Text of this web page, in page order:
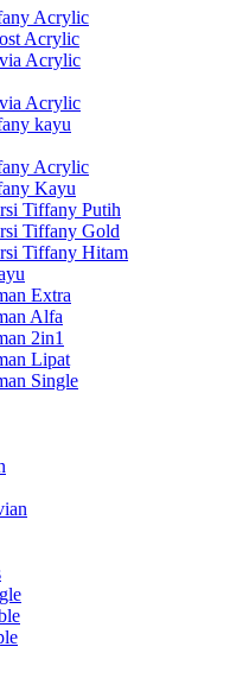
Acrylic
Acrylic
Acrylic
Acrylic
kayu
Acrylic
Kayu
Tiffany Putih
Tiffany Gold
Tiffany Hitam
Extra
Alfa
2in1
Lipat
Single